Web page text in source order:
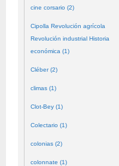
cine corsario (2)
Cipolla Revolución agrícola
Revolución industrial Historia
económica (1)
Cléber (2)
climas (1)
Clot-Bey (1)
Colectario (1)
colonias (2)
colonnate (1)